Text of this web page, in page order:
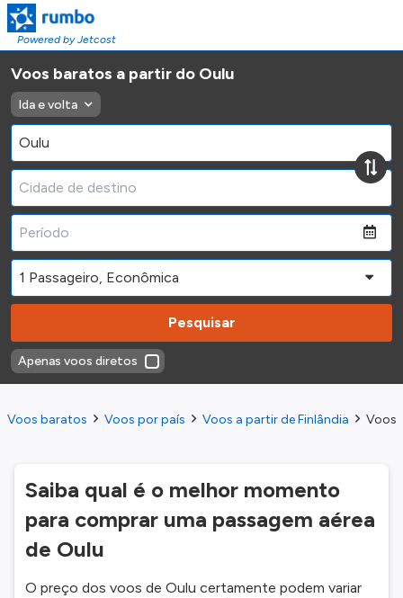
Powered by Jetcost
Voos baratos a partir do Oulu
Ida e volta
Pesquisar
Apenas voos diretos
Voos baratos Voos por país Voos a partir de Finlândia Voos
Saiba qual é o melhor momento
para comprar uma passagem aérea
de Oulu
O preço dos voos de Oulu certamente podem variar